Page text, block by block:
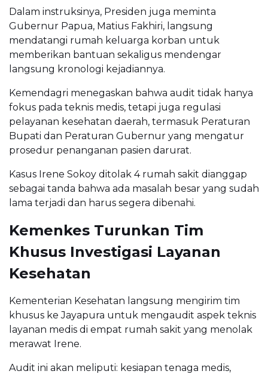
Dalam instruksinya, Presiden juga meminta
Gubernur Papua, Matius Fakhiri, langsung
mendatangi rumah keluarga korban untuk
memberikan bantuan sekaligus mendengar
langsung kronologi kejadiannya.
Kemendagri menegaskan bahwa audit tidak hanya
fokus pada teknis medis, tetapi juga regulasi
pelayanan kesehatan daerah, termasuk Peraturan
Bupati dan Peraturan Gubernur yang mengatur
prosedur penanganan pasien darurat.
Kasus Irene Sokoy ditolak 4 rumah sakit dianggap
sebagai tanda bahwa ada masalah besar yang sudah
lama terjadi dan harus segera dibenahi.
Kemenkes Turunkan Tim
Khusus Investigasi Layanan
Kesehatan
Kementerian Kesehatan langsung mengirim tim
khusus ke Jayapura untuk mengaudit aspek teknis
layanan medis di empat rumah sakit yang menolak
merawat Irene.
Audit ini akan meliputi: kesiapan tenaga medis,